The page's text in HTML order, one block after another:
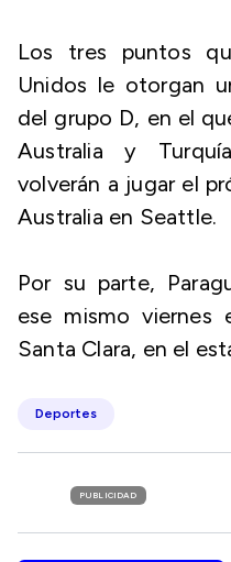
Los tres puntos
Unidos le otorgan
del grupo D, en el
Australia y
volverán a jugar el
Australia en Seattle.
Por su parte,
ese mismo viernes
Santa Clara, en el
Deportes
PUBLICIDAD